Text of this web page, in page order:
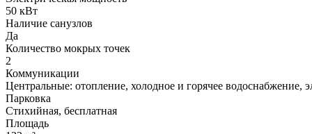
50 кВт
Наличие санузлов
Да
Количество мокрых точек
2
Коммуникации
Центральные: отопление, холодное и горячее водоснабжение,
Парковка
Стихийная, бесплатная
Площадь